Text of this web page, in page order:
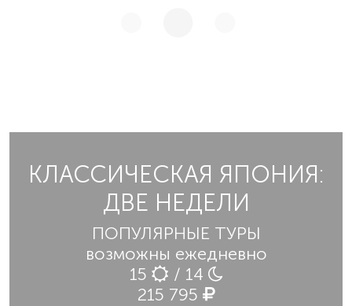
КЛАССИЧЕСКАЯ ЯПОНИЯ:
ДВЕ НЕДЕЛИ
ПОПУЛЯРНЫЕ ТУРЫ
возможны ежедневно
15
/ 14
215 795